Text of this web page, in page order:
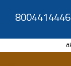
8004414446